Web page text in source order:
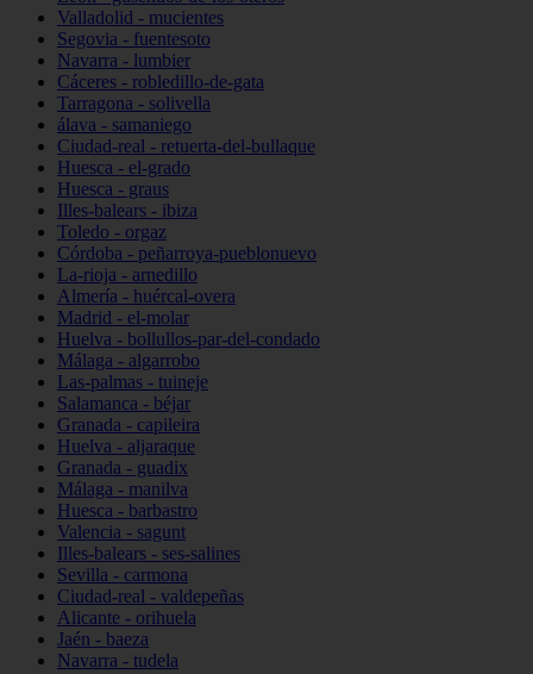
Valladolid - mucientes
Segovia - fuentesoto
Navarra - lumbier
Cáceres - robledillo-de-gata
Tarragona - solivella
álava - samaniego
Ciudad-real - retuerta-del-bullaque
Huesca - el-grado
Huesca - graus
Illes-balears - ibiza
Toledo - orgaz
Córdoba - peñarroya-pueblonuevo
La-rioja - arnedillo
Almería - huércal-overa
Madrid - el-molar
Huelva - bollullos-par-del-condado
Málaga - algarrobo
Las-palmas - tuineje
Salamanca - béjar
Granada - capileira
Huelva - aljaraque
Granada - guadix
Málaga - manilva
Huesca - barbastro
Valencia - sagunt
Illes-balears - ses-salines
Sevilla - carmona
Ciudad-real - valdepeñas
Alicante - orihuela
Jaén - baeza
Navarra - tudela